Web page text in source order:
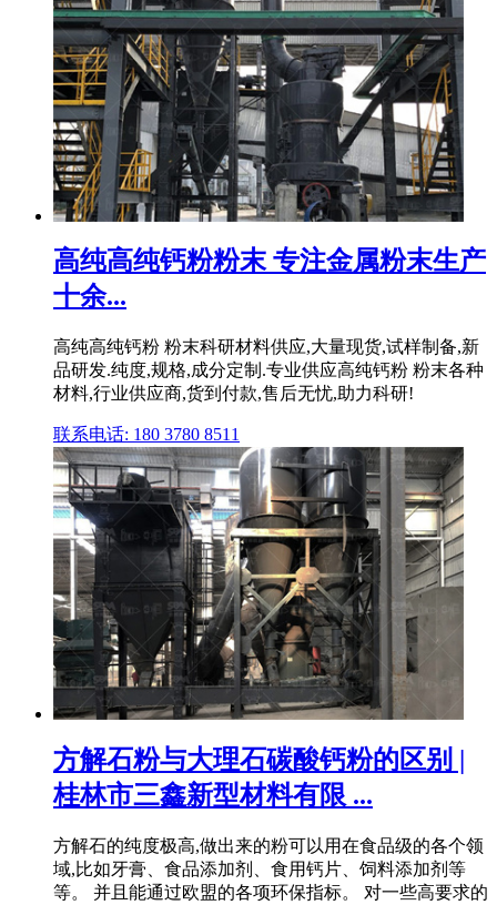
高纯高纯钙粉粉末 专注金属粉末生产
十余...
高纯高纯钙粉 粉末科研材料供应,大量现货,试样制备,新
品研发.纯度,规格,成分定制.专业供应高纯钙粉 粉末各种
材料,行业供应商,货到付款,售后无忧,助力科研!
联系电话: 180 3780 8511
方解石粉与大理石碳酸钙粉的区别 |
桂林市三鑫新型材料有限 ...
方解石的纯度极高,做出来的粉可以用在食品级的各个领
域,比如牙膏、食品添加剂、食用钙片、饲料添加剂等
等。 并且能通过欧盟的各项环保指标。 对一些高要求的